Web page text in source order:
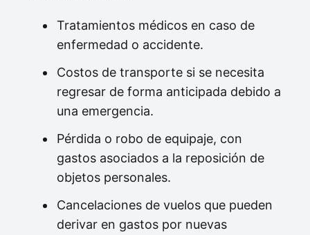
Tratamientos médicos en caso de
enfermedad o accidente.
Costos de transporte si se necesita
regresar de forma anticipada debido a
una emergencia.
Pérdida o robo de equipaje, con
gastos asociados a la reposición de
objetos personales.
Cancelaciones de vuelos que pueden
derivar en gastos por nuevas